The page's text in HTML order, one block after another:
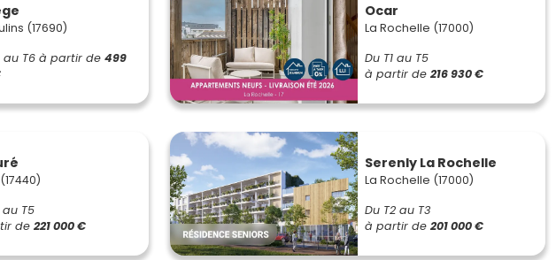
(17690)
au T6 à partir de 499
Ocar
La Rochelle (17000)
Du T1 au T5
à partir de 216 930 €
au T5
de 221 000 €
Serenly La Rochelle
La Rochelle (17000)
Du T2 au T3
à partir de 201 000 €